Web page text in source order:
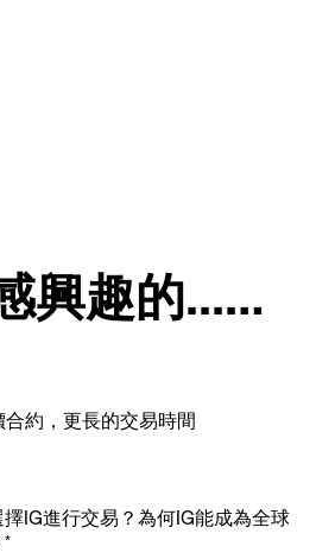
興趣的...…
約，更長的交易時間
IG進行交易？為何IG能成為全球
*